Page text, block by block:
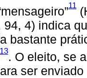
11
94, 4) indica
bastante
13. O eleito, se
ser